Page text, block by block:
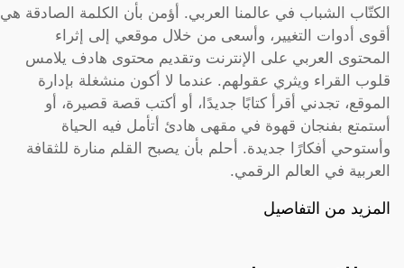
الكتّاب الشباب في عالمنا العربي. أؤمن بأن الكلمة الصادقة هي
أقوى أدوات التغيير، وأسعى من خلال موقعي إلى إثراء
المحتوى العربي على الإنترنت وتقديم محتوى هادف يلامس
قلوب القراء ويثري عقولهم. عندما لا أكون منشغلة بإدارة
الموقع، تجدني أقرأ كتابًا جديدًا، أو أكتب قصة قصيرة، أو
أستمتع بفنجان قهوة في مقهى هادئ أتأمل فيه الحياة
وأستوحي أفكارًا جديدة. أحلم بأن يصبح القلم منارة للثقافة
العربية في العالم الرقمي.
المزيد من التفاصيل